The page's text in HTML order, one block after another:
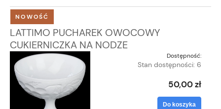
LATTIMO PUCHAREK OWOCOWY
CUKIERNICZKA NA NODZE
Dostępność:
Stan dostępności: 6
50,00 zł
Do koszyka
NOWOŚĆ